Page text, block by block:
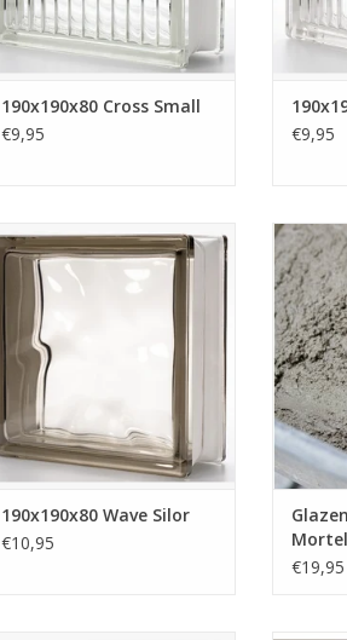
190x190x80 Cross Small
€9,95
€9,95
190x190x80 Wave Silor
De glazen bouwstenen hebben
de kleur Silor / bruin en hebben
een gewolkt uiterlijk.
TOEVOEGEN AAN WINKELWAGEN
190x190x80 Wave Silor
€10,95
1 zak
rijen
neemt
Mortel
€19,95